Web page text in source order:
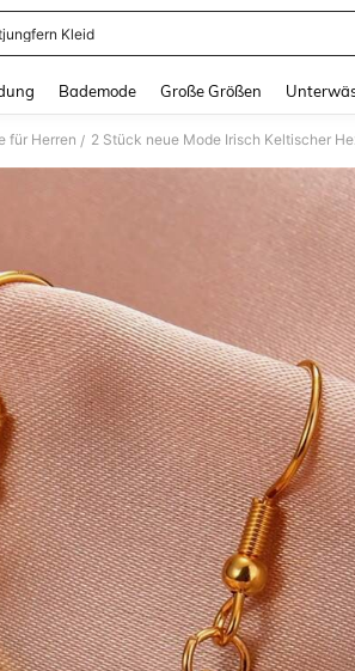
Kleid
Bademode Große Größen
für Herren / 2 Stück neue Mode Irisch Keltischer